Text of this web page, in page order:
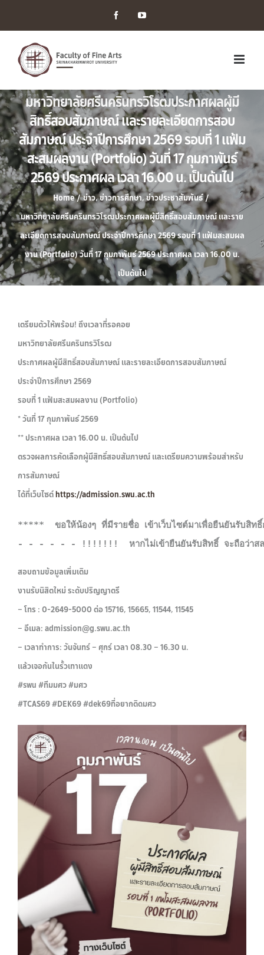
FacebookYouTube
มหาวิทยาลัยศรีนครินทรวิโรฒประกาศผลผู้มี
สิทธิ์สอบสัมภาษณ์ และรายละเอียดการสอบ
สัมภาษณ์ ประจำปีการศึกษา 2569 รอบที่ 1 แฟ้ม
สะสมผลงาน (Portfolio) วันที่ 17 กุมภาพันธ์
2569 ประกาศผล เวลา 16.00 น. เป็นต้นไป
Home / ข่าว,ข่าวการศึกษา,ข่าวประชาสัมพันธ์ /
มหาวิทยาลัยศรีนครินทรวิโรฒประกาศผลผู้มีสิทธิ์สอบสัมภาษณ์ และราย
ละเอียดการสอบสัมภาษณ์ ประจำปีการศึกษา 2569 รอบที่ 1 แฟ้มสะสมผล
งาน (Portfolio) วันที่ 17 กุมภาพันธ์ 2569 ประกาศผล เวลา 16.00 น.
เป็นต้นไป
เตรียมตัวให้พร้อม! ถึงเวลาที่รอคอย
มหาวิทยาลัยศรีนครินทรวิโรฒ
ประกาศผลผู้มีสิทธิ์สอบสัมภาษณ์ และรายละเอียดการสอบสัมภาษณ์
ประจำปีการศึกษา 2569
รอบที่ 1 แฟ้มสะสมผลงาน (Portfolio)
* วันที่ 17 กุมภาพันธ์ 2569
** ประกาศผล เวลา 16.00 น. เป็นต้นไป
ตรวจผลการคัดเลือกผู้มีสิทธิ์สอบสัมภาษณ์ และเตรียมความพร้อมสำหรับ
การสัมภาษณ์
ได้ที่เว็บไซต์https://admission.swu.ac.th
*****  ขอให้น้องๆ ที่มีรายชื่อ เข้าเว็บไซต์มาเพื่อยืนยันรับสิ
- - - - - - !!!!!!!  หากไม่เข้ายืนยันรับสิทธิ์ จะถือ
สอบถามข้อมูลเพิ่มเติม
งานรับนิสิตใหม่ ระดับปริญญาตรี
– โทร : 0-2649-5000 ต่อ 15716, 15665, 11544, 11545
– อีเมล: admission@g.swu.ac.th
– เวลาทำการ: วันจันทร์ – ศุกร์ เวลา 08.30 – 16.30 น.
แล้วเจอกันในรั้วเทาแดง
#swu #ทีมมศว #มศว
#TCAS69 #DEK69 #dek69ที่อยากติดมศว